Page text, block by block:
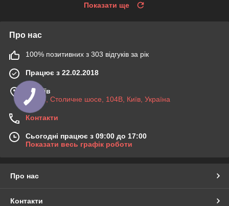
Показати ще
Про нас
100% позитивних з 303 відгуків за рік
Працює з 22.02.2018
м. Київ
03045, Столичне шосе, 104B, Київ, Україна
Контакти
Сьогодні працює з 09:00 до 17:00
Показати весь графік роботи
Про нас
Контакти